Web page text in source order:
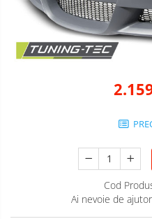
Cod
Ai nevoie de